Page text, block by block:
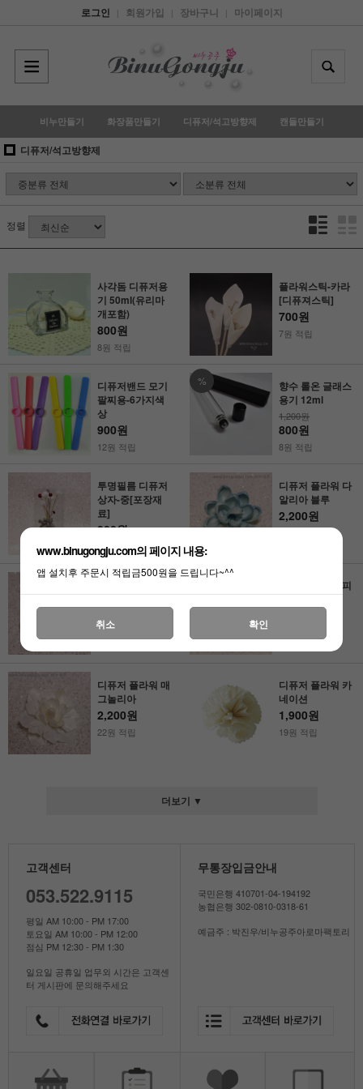
로그인 | 회원가입 | 장바구니 | 마이페이지
비누만들기 화장품만들기 디퓨저/석고방향제 캔들만들기
디퓨저/석고방향제
정렬
사각돔 디퓨저용
기 50ml(유리마
개포함)
800원
8원 적립
플라워스틱-카라
[디퓨져스틱]
700원
7원 적립
디퓨저밴드 모기
팔찌용-6가지색
상
900원
12원 적립
%
향수 롤온 글래스
용기 12ml
1,200원
800원
8원 적립
투명필름 디퓨저
상자-중[포장재
료]
900원
9원 적립
디퓨저 플라워 다
알리아 블루
2,200원
오니(베이지)
28원 적립
디퓨저 플라워 피
오니(그레이)
디퓨저 플라워 매
그놀리아
2,200원
22원 적립
디퓨저 플라워 카
네이션
1,900원
19원 적립
더보기 ▼
고객센터
053.522.9115
평일 AM 10:00 - PM 17:00
토요일 AM 10:00 - PM 12:00
점심 PM 12:30 - PM 1:30
일요일 공휴일 업무외 시간은 고객센
터 게시판에 문의해주세요
무통장입금안내
국민은행 410701-04-194192
농협은행 302-0810-0318-61
예금주 : 박진우/비누공주아로마팩토리
www.binugongju.com의 페이지 내용:
앱 설치후 주문시 적립금500원을 드립니다~^^
취소 확인